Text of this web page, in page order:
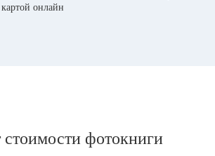
онлайн
стоимости фотокниги